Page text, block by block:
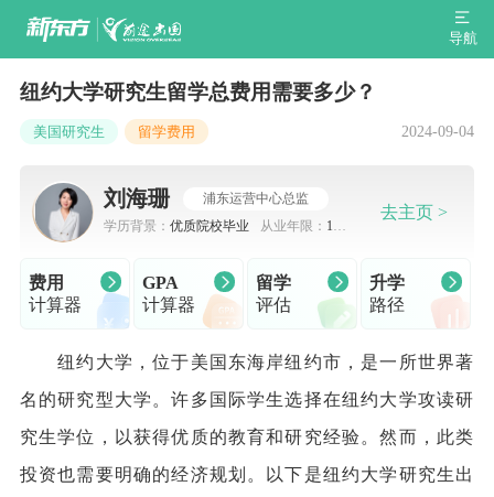
导航
纽约大学研究生留学总费用需要多少？
美国研究生 留学费用 2024-09-04
刘海珊
浦东运营中心总监
学历背景： 优质院校毕业 从业年限： 10-
去主页 >
费用
计算器
GPA
计算器
留学
评估
升学
路径
纽约大学，位于美国东海岸纽约市，是一所世界著
名的研究型大学。许多国际学生选择在纽约大学攻读研
究生学位，以获得优质的教育和研究经验。然而，此类
投资也需要明确的经济规划。以下是纽约大学研究生出